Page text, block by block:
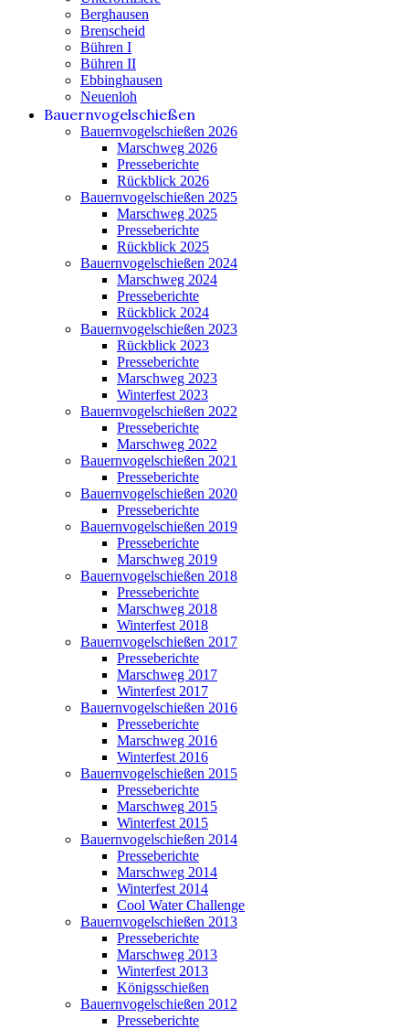
Berghausen
Brenscheid
Bühren I
Bühren II
Ebbinghausen
Neuenloh
Bauernvogelschießen
Bauernvogelschießen 2026
Marschweg 2026
Presseberichte
Rückblick 2026
Bauernvogelschießen 2025
Marschweg 2025
Presseberichte
Rückblick 2025
Bauernvogelschießen 2024
Marschweg 2024
Presseberichte
Rückblick 2024
Bauernvogelschießen 2023
Rückblick 2023
Presseberichte
Marschweg 2023
Winterfest 2023
Bauernvogelschießen 2022
Presseberichte
Marschweg 2022
Bauernvogelschießen 2021
Presseberichte
Bauernvogelschießen 2020
Presseberichte
Bauernvogelschießen 2019
Presseberichte
Marschweg 2019
Bauernvogelschießen 2018
Presseberichte
Marschweg 2018
Winterfest 2018
Bauernvogelschießen 2017
Presseberichte
Marschweg 2017
Winterfest 2017
Bauernvogelschießen 2016
Presseberichte
Marschweg 2016
Winterfest 2016
Bauernvogelschießen 2015
Presseberichte
Marschweg 2015
Winterfest 2015
Bauernvogelschießen 2014
Presseberichte
Marschweg 2014
Winterfest 2014
Cool Water Challenge
Bauernvogelschießen 2013
Presseberichte
Marschweg 2013
Winterfest 2013
Königsschießen
Bauernvogelschießen 2012
Presseberichte